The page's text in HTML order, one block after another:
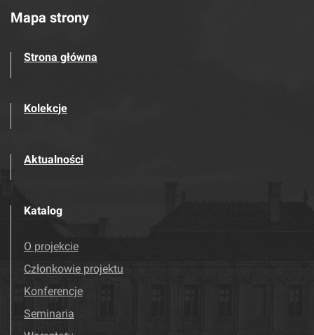
Mapa strony
Strona główna
Kolekcje
Aktualności
Katalog
O projekcie
Członkowie projektu
Konferencje
Seminaria